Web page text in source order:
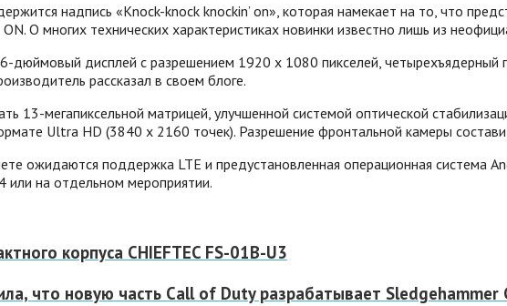
надпись «Knock-knock knockin’ on», которая намекает на то, что
О многих технических характеристиках новинки известно лишь из
дюймовый дисплей с разрешением 1920 х 1080 пикселей,
рассказал в своем блоге.
13-мегапиксельной матрицей, улучшенной системой оптической
Ultra HD (3840 x 2160 точек). Разрешение фронтальной камеры
ожидаются поддержка LTE и предустановленная операционная система
или на отдельном мероприятии.
корпуса CHIEFTEC FS-01B-U3
что новую часть Call of Duty разрабатывает Sledgehammer